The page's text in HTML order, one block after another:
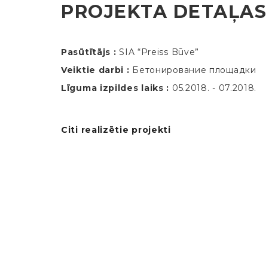
PROJEKTA DETAĻAS
Pasūtītājs : SIA “Preiss Būve”
Veiktie darbi : Бетонирование площадки
Līguma izpildes laiks : 05.2018. - 07.2018.
Citi realizētie projekti